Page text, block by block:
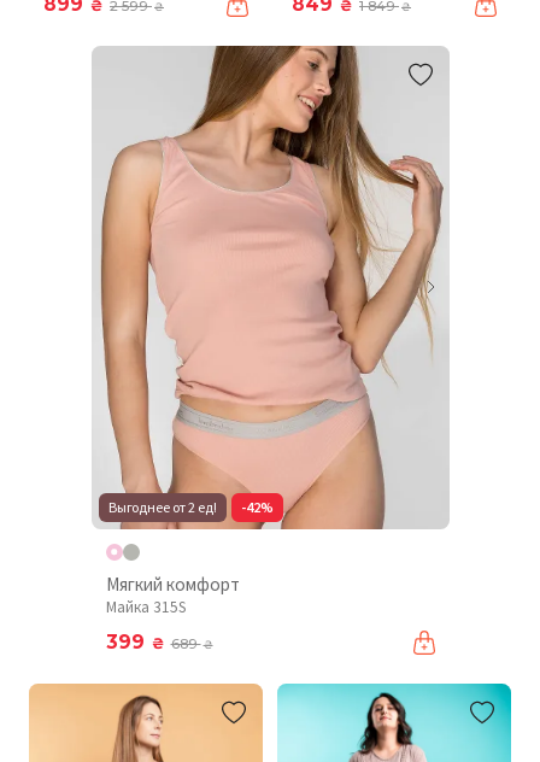
899 ₴ 2 599₴ 849 ₴ 1 849₴
Выгоднее от 2 ед! -42%
Мягкий комфорт
Майка 315S
399 ₴ 689₴